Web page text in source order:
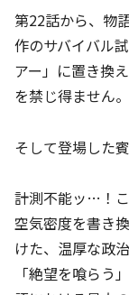
第22話から、物
作のサバイバル
アー」に置き換
を禁じ得ません。
そして登場した賓
計測不能ッ…！
空気密度を書き
けた、温厚な政
「絶望を喰らう